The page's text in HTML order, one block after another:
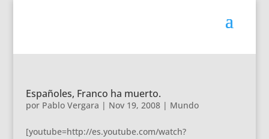
Españoles, Franco ha muerto.
por Pablo Vergara | Nov 19, 2008| Mundo
[youtube=http://es.youtube.com/watch?